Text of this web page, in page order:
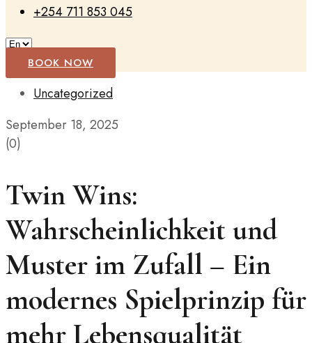
+254 711 853 045
BOOK NOW
Uncategorized
September 18, 2025
(0)
Twin Wins:
Wahrscheinlichkeit und
Muster im Zufall – Ein
modernes Spielprinzip für
mehr Lebensqualität